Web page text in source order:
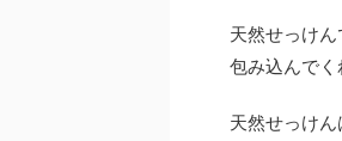
天然せっけ
包み込んでく
天然せっけ